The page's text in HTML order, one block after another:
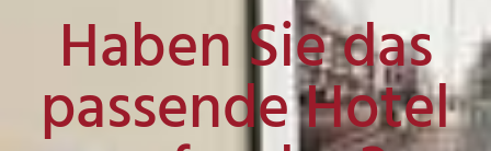
Haben Sie das
passende Hotel